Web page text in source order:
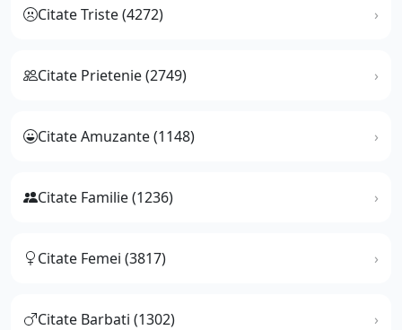
Citate Triste (4272)
Citate Prietenie (2749)
Citate Amuzante (1148)
Citate Familie (1236)
Citate Femei (3817)
Citate Barbati (1302)